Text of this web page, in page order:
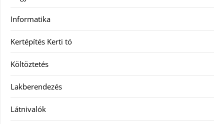
Informatika
Kertépítés Kerti tó
Költöztetés
Lakberendezés
Látnivalók